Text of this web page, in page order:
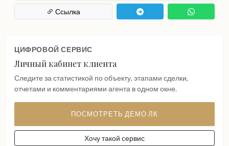
Ссылка
ЦИФРОВОЙ СЕРВИС
Личный кабинет клиента
Следите за статистикой по объекту, этапами сделки,
отчетами и комментариями агента в одном окне.
ПОСМОТРЕТЬ ДЕМО ЛК
Хочу такой сервис